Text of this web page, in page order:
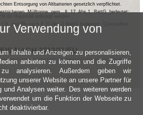
Entsorgung von Altbatterien gesetzlich verpflichtet.
Mülltonne gem. § 17 Abs.1 BattG bedeutet:
Cd, und Pb nach § 17 Abs.3 BattG bedeuten: Quecksilber,
NACH 2013/11/EU
Verwendung von
Inhalte und Anzeigen zu personalisieren,
anbieten zu können und die Zugriffe
analysieren. Außerdem geben wir
unserer Website an unsere Partner für
und Analysen weiter. Des weiteren werden
um die Funktion der Webseite zu
deaktivierbar.